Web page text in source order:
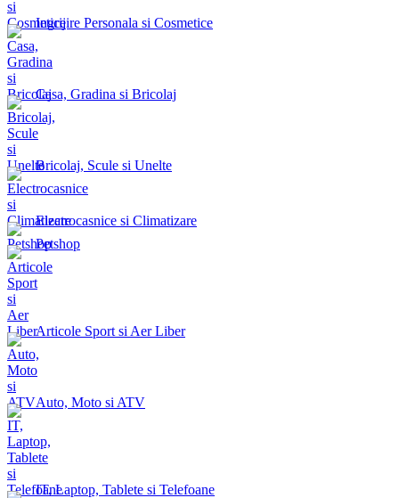
Ingrijire Personala si Cosmetice
Casa, Gradina si Bricolaj
Bricolaj, Scule si Unelte
Electrocasnice si Climatizare
Petshop
Articole Sport si Aer Liber
Auto, Moto si ATV
IT, Laptop, Tablete si Telefoane